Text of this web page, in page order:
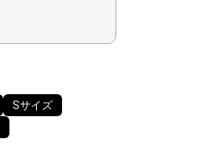
Sサイズ